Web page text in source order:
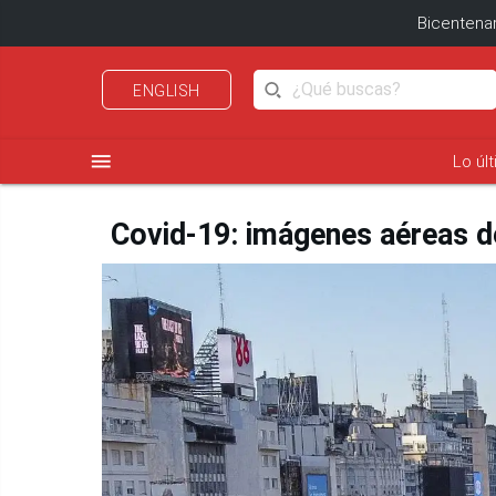
ENGLISH
menu Lo
Covid-19: imágenes aéreas